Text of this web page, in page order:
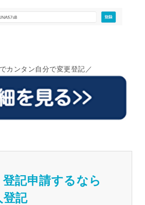
カンタン自分で変更登記／
記申請するなら
登記